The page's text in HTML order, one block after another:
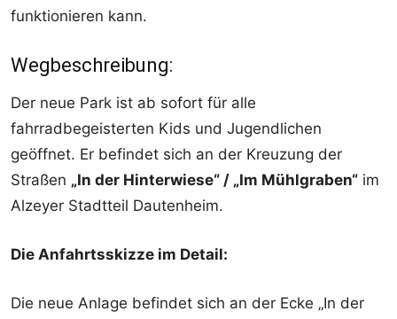
funktionieren kann.
Wegbeschreibung:
Der neue Park ist ab sofort für alle
fahrradbegeisterten Kids und Jugendlichen
geöffnet. Er befindet sich an der Kreuzung der
Straßen „In der Hinterwiese“ / „Im Mühlgraben“ im
Alzeyer Stadtteil Dautenheim.
Die Anfahrtsskizze im Detail:
Die neue Anlage befindet sich an der Ecke „In der